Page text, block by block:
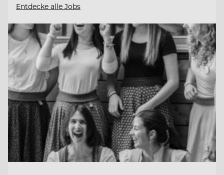
Entdecke alle Jobs